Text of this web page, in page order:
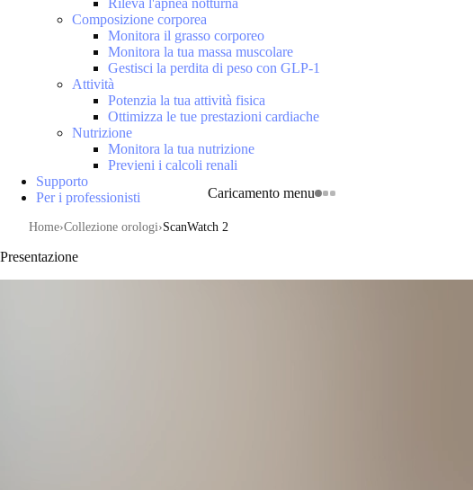
Caricamento menu
Rileva l'apnea notturna
Composizione corporea
Monitora il grasso corporeo
Monitora la tua massa muscolare
Gestisci la perdita di peso con GLP-1
Attività
Potenzia la tua attività fisica
Ottimizza le tue prestazioni cardiache
Nutrizione
Monitora la tua nutrizione
Previeni i calcoli renali
Supporto
Per i professionisti
Home Collezione orologi ScanWatch 2
Presentazione